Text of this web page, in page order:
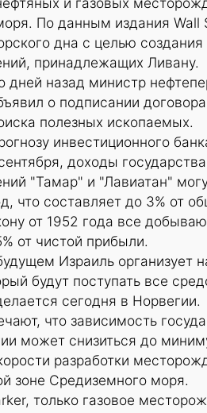
По данным издания
дна с целью
принадлежащих Ливану.
дней назад министр
о подписании
полезных ископаемых.
инвестиционного
доходы
"Тамар" и "Лавиатан"
что составляет до 3% от
от 1952 года все
от чистой прибыли.
Израиль организует
будут поступать все
сегодня в Норвегии.
что зависимость
может снизиться до
разработки
зоне Средиземного моря.
только газовое